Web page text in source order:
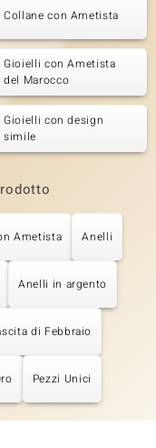
Collane con Ametista
Gioielli con Ametista
del Marocco
Gioielli con design
simile
Ametista Anelli
Anelli in argento
di Febbraio
Pezzi Unici